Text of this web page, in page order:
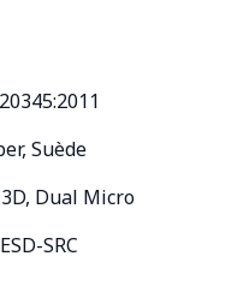
Suède
Dual Micro
SRC